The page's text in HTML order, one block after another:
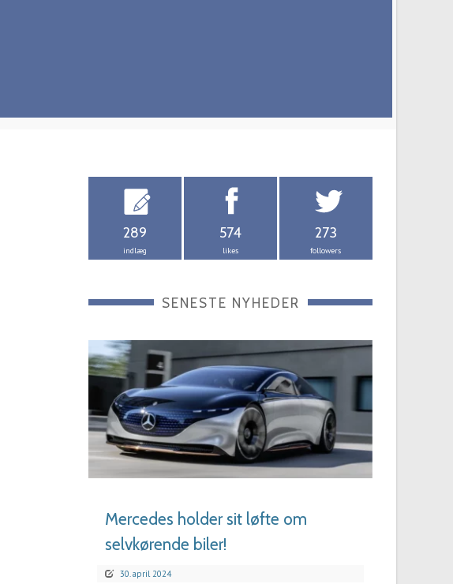
289
indlæg
574
likes
273
followers
SENESTE NYHEDER
LÆS MERE
Mercedes holder sit løfte om
selvkørende biler!
30. april 2024